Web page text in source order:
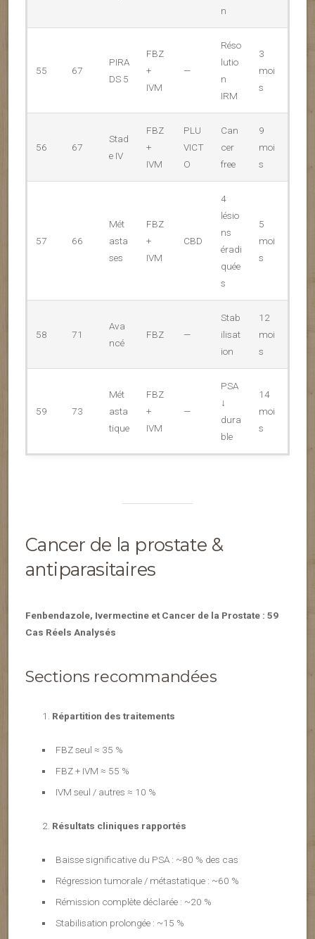
n
55 67
PIRA
DS 5
FBZ
+
IVM
—
Réso
lutio
n
IRM
3
moi
s
56 67
Stad
e IV
FBZ
+
IVM
PLU
VICT
O
Can
cer
free
9
moi
s
57 66
Mét
asta
ses
FBZ
+
IVM
CBD
4
lésio
ns
éradi
quée
s
5
moi
s
58 71
Ava
ncé
FBZ —
Stab
ilisat
ion
12
moi
s
59 73
Mét
asta
tique
FBZ
+
IVM
—
PSA
↓
dura
ble
14
moi
s
Cancer de la prostate &
antiparasitaires
Fenbendazole, Ivermectine et Cancer de la Prostate : 59
Cas Réels Analysés
Sections recommandées
Répartition des traitements
FBZ seul ≈ 35 %
FBZ + IVM ≈ 55 %
IVM seul / autres ≈ 10 %
Résultats cliniques rapportés
Baisse significative du PSA : ~80 % des cas
Régression tumorale / métastatique : ~60 %
Rémission complète déclarée : ~20 %
Stabilisation prolongée : ~15 %